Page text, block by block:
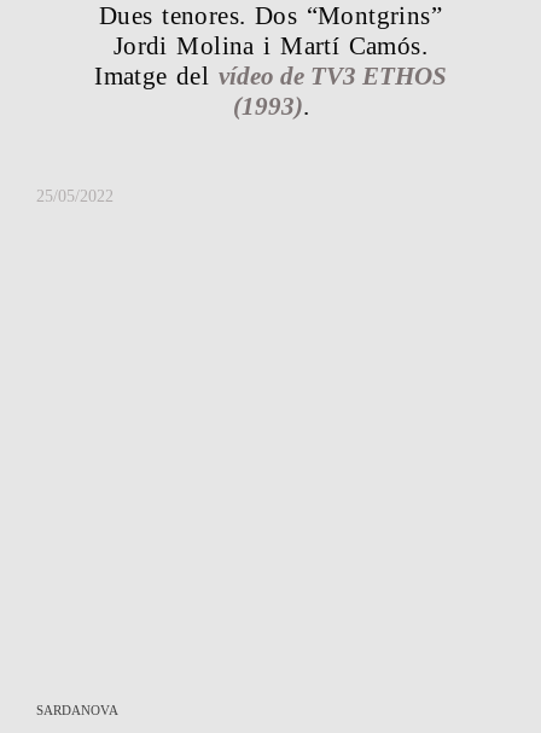
Dues tenores. Dos “Montgrins”
Jordi Molina i Martí Camós.
Imatge del vídeo de TV3 ETHOS
(1993).
25/05/2022
SARDANOVA